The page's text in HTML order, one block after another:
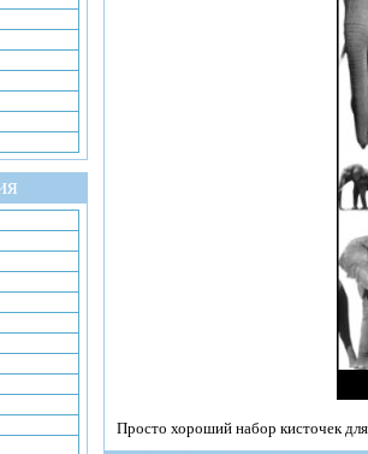
Просто хороший набор кисточек